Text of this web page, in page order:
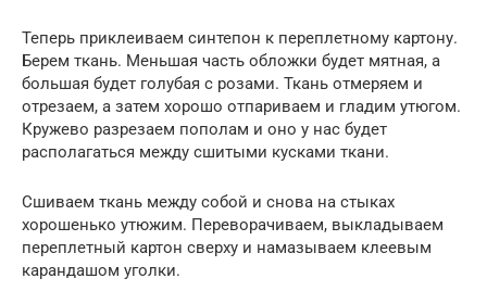
Теперь приклеиваем синтепон к переплетному картону.
Берем ткань. Меньшая часть обложки будет мятная, а
большая будет голубая с розами. Ткань отмеряем и
отрезаем, а затем хорошо отпариваем и гладим утюгом.
Кружево разрезаем пополам и оно у нас будет
располагаться между сшитыми кусками ткани.
Сшиваем ткань между собой и снова на стыках
хорошенько утюжим. Переворачиваем, выкладываем
переплетный картон сверху и намазываем клеевым
карандашом уголки.